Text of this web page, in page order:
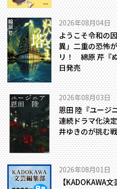
2026年08月04日
ようこそ令和の
異」二重の恐怖
リ！ 綿原 芹『
日発売
2026年08月03日
恩田 陸『ユージ
連続ドラマ化決
井ゆきのが挑む
2026年08月01日
【KADOKAWA